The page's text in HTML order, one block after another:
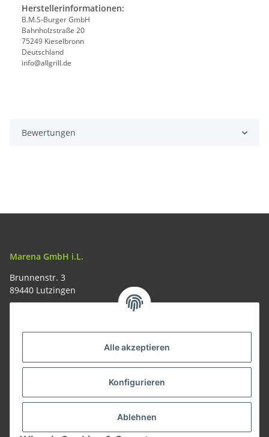
Alle akzeptieren
Konfigurieren
Ablehnen
Herstellerinformationen:
B.M.S-Burger GmbH
Bahnholzstraße 20
75249 Kieselbronn
Deutschland
info@allgrill.de
Bewertungen
Marena GmbH i.L.
Brunnenstr. 3
89440 Lutzingen